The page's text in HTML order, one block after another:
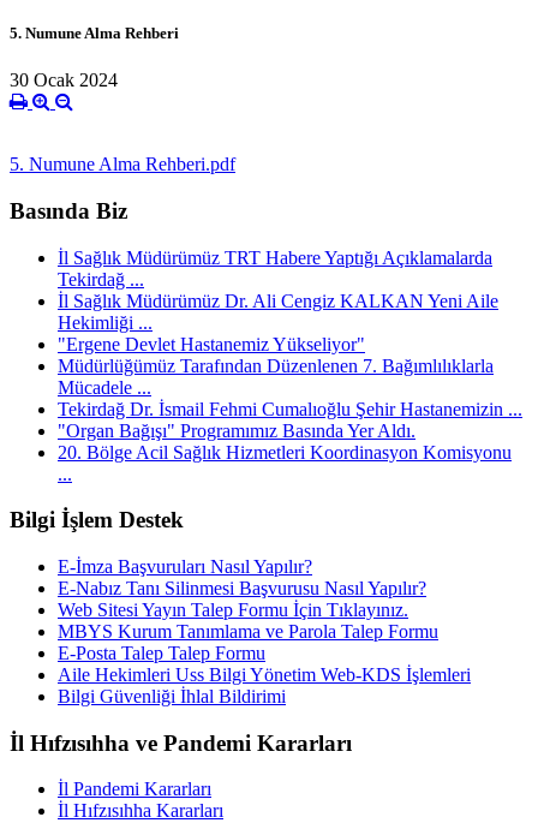
5. Numune Alma Rehberi
30 Ocak 2024
5. Numune Alma Rehberi.pdf
Basında Biz
İl Sağlık Müdürümüz TRT Habere Yaptığı Açıklamalarda
Tekirdağ ...
İl Sağlık Müdürümüz Dr. Ali Cengiz KALKAN Yeni Aile
Hekimliği ...
"Ergene Devlet Hastanemiz Yükseliyor"
Müdürlüğümüz Tarafından Düzenlenen 7. Bağımlılıklarla
Mücadele ...
Tekirdağ Dr. İsmail Fehmi Cumalıoğlu Şehir Hastanemizin ...
"Organ Bağışı" Programımız Basında Yer Aldı.
20. Bölge Acil Sağlık Hizmetleri Koordinasyon Komisyonu
...
Bilgi İşlem Destek
E-İmza Başvuruları Nasıl Yapılır?
E-Nabız Tanı Silinmesi Başvurusu Nasıl Yapılır?
Web Sitesi Yayın Talep Formu İçin Tıklayınız.
MBYS Kurum Tanımlama ve Parola Talep Formu
E-Posta Talep Talep Formu
Aile Hekimleri Uss Bilgi Yönetim Web-KDS İşlemleri
Bilgi Güvenliği İhlal Bildirimi
İl Hıfzısıhha ve Pandemi Kararları
İl Pandemi Kararları
İl Hıfzısıhha Kararları